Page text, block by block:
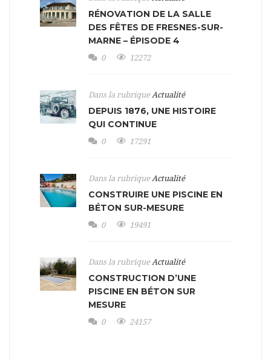
RÉNOVATION DE LA SALLE
DES FÊTES DE FRESNES-SUR-
MARNE – ÉPISODE 4
0 12272
Dans la rubriqueActualité
DEPUIS 1876, UNE HISTOIRE
QUI CONTINUE
0 17291
Dans la rubriqueActualité
CONSTRUIRE UNE PISCINE EN
BÉTON SUR-MESURE
0 19491
Dans la rubriqueActualité
CONSTRUCTION D’UNE
PISCINE EN BÉTON SUR
MESURE
0 24157